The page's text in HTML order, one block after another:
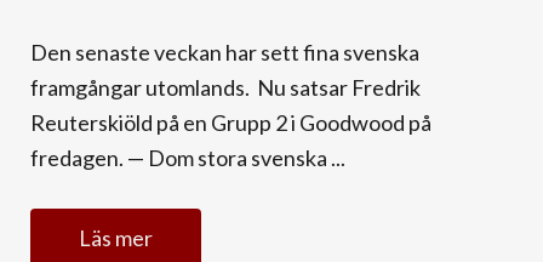
Den senaste veckan har sett fina svenska
framgångar utomlands. Nu satsar Fredrik
Reuterskiöld på en Grupp 2 i Goodwood på
fredagen. — Dom stora svenska ...
Läs mer